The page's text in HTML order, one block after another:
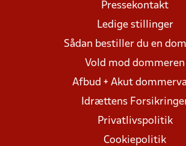
Pressekontakt
Ledige stillinger
Sådan bestiller du en
Vold mod dommeren
Afbud + Akut
Idrættens
Privatlivspolitik
Cookiepolitik